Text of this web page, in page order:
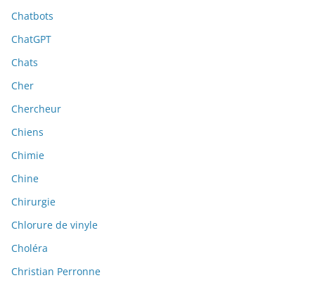
Chatbots
ChatGPT
Chats
Cher
Chercheur
Chiens
Chimie
Chine
Chirurgie
Chlorure de vinyle
Choléra
Christian Perronne